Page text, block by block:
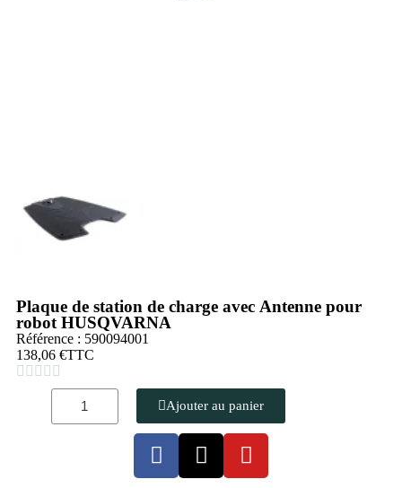
Plaque de station de charge avec Antenne pour
robot HUSQVARNA
Référence : 590094001
138,06 €TTC
    
Ajouter au panier